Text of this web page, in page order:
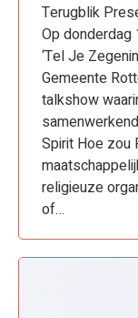
Terugblik
Op
‘Tel Je
Gemeente
talkshow
Spirit Hoe zou
religieuze
of…